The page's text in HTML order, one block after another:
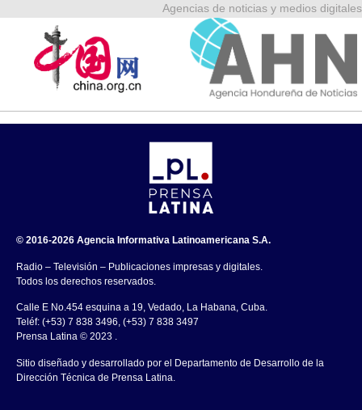
Agencias de noticias y medios digitales
© 2016-2026 Agencia Informativa Latinoamericana S.A.
Radio – Televisión – Publicaciones impresas y digitales.
Todos los derechos reservados.
Calle E No.454 esquina a 19, Vedado, La Habana, Cuba.
Teléf: (+53) 7 838 3496, (+53) 7 838 3497
Prensa Latina © 2023 .
Sitio diseñado y desarrollado por el Departamento de Desarrollo de la
Dirección Técnica de Prensa Latina.